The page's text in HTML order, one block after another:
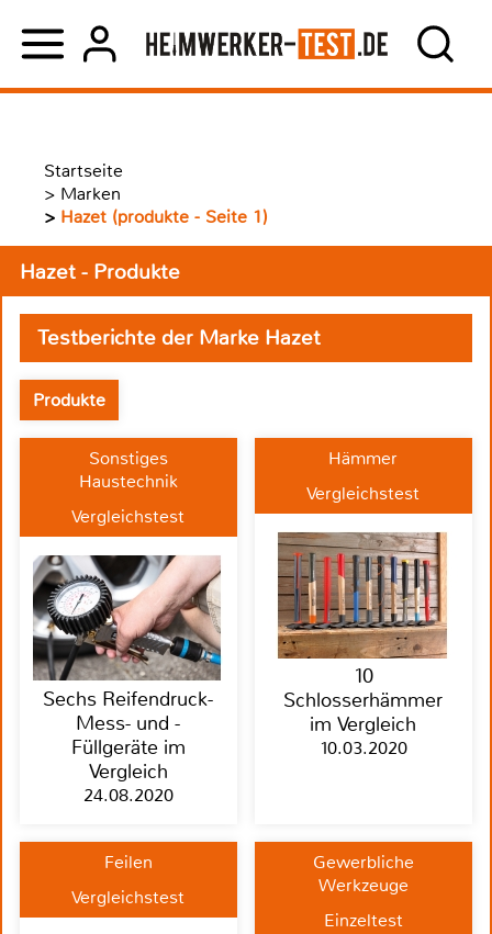
Startseite
> Marken
> Hazet (produkte - Seite 1)
Hazet - Produkte
Testberichte der Marke Hazet
Produkte
Sonstiges
Haustechnik
Vergleichstest
Sechs Reifendruck-
Mess- und -
Füllgeräte im
Vergleich
24.08.2020
Hämmer
Vergleichstest
10
Schlosserhämmer
im Vergleich
10.03.2020
Feilen
Vergleichstest
Gewerbliche
Werkzeuge
Einzeltest